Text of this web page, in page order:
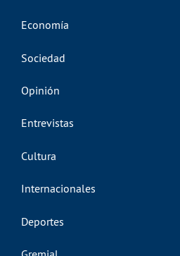
Economía
Sociedad
Opinión
Entrevistas
Cultura
Internacionales
Deportes